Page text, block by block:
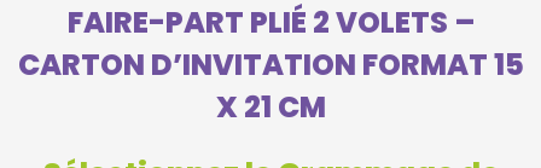
FAIRE-PART PLIÉ 2 VOLETS –
CARTON D’INVITATION FORMAT 15
X 21 CM